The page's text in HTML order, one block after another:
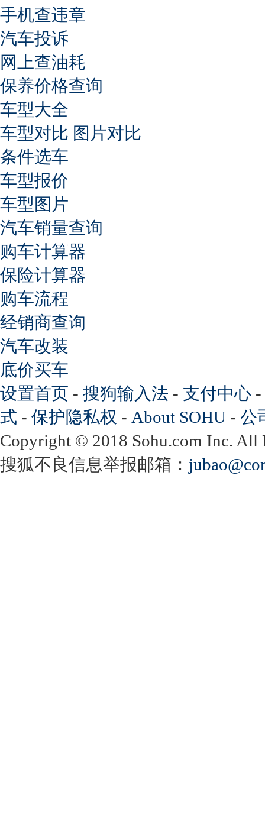
手机查违章
汽车投诉
网上查油耗
保养价格查询
车型大全
车型对比 图片对比
条件选车
车型报价
车型图片
汽车销量查询
购车计算器
保险计算器
购车流程
经销商查询
汽车改装
底价买车
设置首页 - 搜狗输入法 - 支付中心 -
式 - 保护隐私权 - About SOHU - 公
Copyright © 2018 Sohu.com Inc.
搜狐不良信息举报邮箱：